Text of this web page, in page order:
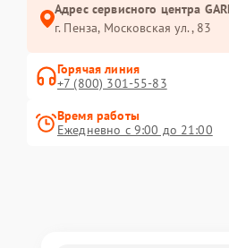
Адрес сервисного центра
г. Пенза, Московская ул., 83
Горячая линия
+7 (800) 301-55-83
Время работы
Ежедневно с 9:00 до 21:00